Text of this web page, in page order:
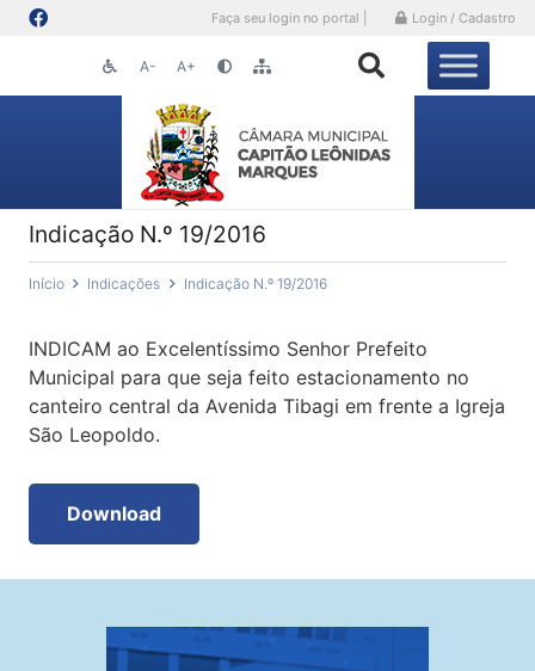
Faça seu login no portal | Login / Cadastro
A- A+
Indicação N.º 19/2016
Início Indicações Indicação N.º 19/2016
INDICAM ao Excelentíssimo Senhor Prefeito
Municipal para que seja feito estacionamento no
canteiro central da Avenida Tibagi em frente a Igreja
São Leopoldo.
Download